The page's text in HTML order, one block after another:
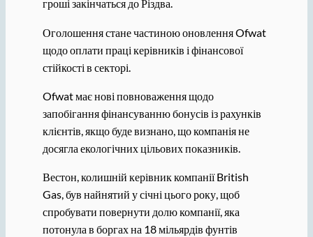
гроші закінчаться до Різдва.
Оголошення стане частиною оновлення Ofwat
щодо оплати праці керівників і фінансової
стійкості в секторі.
Ofwat має нові повноваження щодо
запобігання фінансуванню бонусів із рахунків
клієнтів, якщо буде визнано, що компанія не
досягла екологічних цільових показників.
Вестон, колишній керівник компанії British
Gas, був найнятий у січні цього року, щоб
спробувати повернути долю компанії, яка
потонула в боргах на 18 мільярдів фунтів